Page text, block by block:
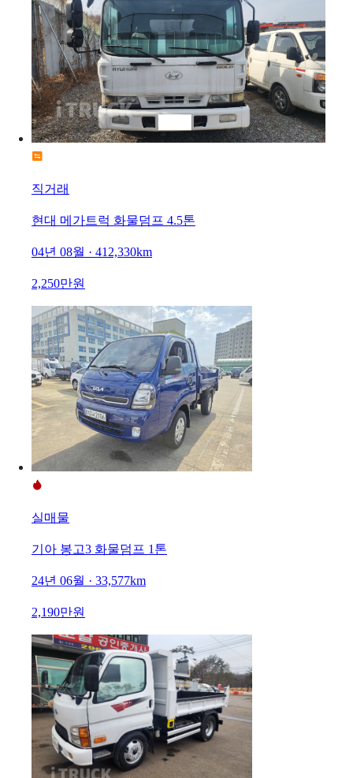
직거래
현대 메가트럭 화물덤프 4.5톤
04년 08월 · 412,330km
2,250만원
실매물
기아 봉고3 화물덤프 1톤
24년 06월 · 33,577km
2,190만원